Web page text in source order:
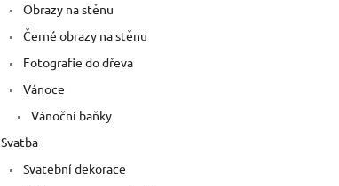
Obrazy na stěnu
Černé obrazy na stěnu
Fotografie do dřeva
Vánoce
Vánoční baňky
Svatba
Svatební dekorace